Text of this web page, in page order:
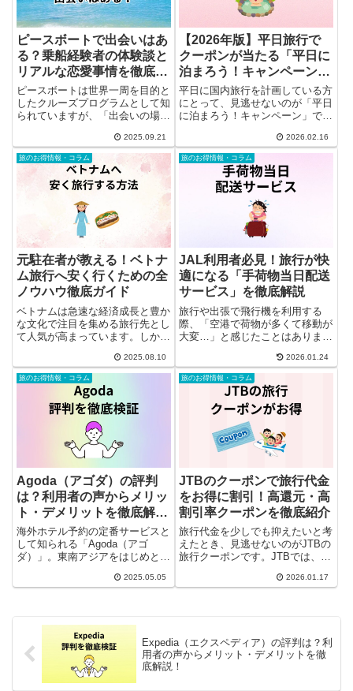
ピースボートで出会いはあ
る？乗船経験者の体験談と
リアルな恋愛事情を徹底解
説
ピースボートは世界一周を目的と
したクルーズプログラムとして知
られていますが、「出会いの場」
事では、実際に乗船した経験者の
声をもとに、友情や恋愛、さらに
は結婚に至るケースまで、ピース
ボートでの出会いのリアルな事
2025.09.21
【2026年版】平日旅行で
クーポンが当たる「平日に
泊まろう！キャンペーン」
徹底解説
平日に国内旅行を計画している方
にとって、見逃せないのが「平日
に泊まろう！キャンペーン」で
ば、最大3万円分の旅行クーポン
が当たるチャンスがあります。た
だし、申込み方法や対象旅行会
社、除外日など細かなルールがあ
2026.02.16
旅のお得情報・コラム
元駐在者が教える！ベトナ
ム旅行へ安く行くための全
ノウハウ徹底ガイド
ベトナムは急速な経済成長と豊か
な文化で注目を集める旅行先とし
て人気が高まっています。しか
方にとっては、どのように賢く計
画すればよいか迷うことも多いで
しょう。本記事では、元駐在者の
経験をもとに、航空券やホテル、
2025.08.10
旅のお得情報・コラム
JAL利用者必見！旅行が快
適になる「手荷物当日配送
サービス」を徹底解説
旅行や出張で飛行機を利用する
際、「空港で荷物が多くて移動が
大変…」と感じたことはありませ
いスーツケースを持っての移動
は、想像以上にストレスがかかり
ます。そんな悩みを解消してくれ
るのが、JALの手荷物当日配送サ
2026.01.24
旅のお得情報・コラム
Agoda（アゴダ）の評判
は？利用者の声からメリッ
ト・デメリットを徹底解
説！
海外ホテル予約の定番サービスと
して知られる「Agoda（アゴ
ダ）」。東南アジアをはじめとし
な料金設定や使いやすいアプリな
2025.05.05
旅のお得情報・コラム
JTBのクーポンで旅行代金
をお得に割引！高還元・高
割引率クーポンを徹底紹介
旅行代金を少しでも抑えたいと考
えたとき、見逃せないのがJTBの
旅行クーポンです。JTBでは、海
る高還元・高割引率のクーポンが
2026.01.17
Expedia（エクスペディア）の評判は？利
用者の声からメリット・デメリットを徹
底解説！